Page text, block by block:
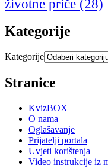
životne priče (28)
Kategorije
Kategorije
Stranice
KvizBOX
O nama
Oglašavanje
Prijatelji portala
Uvjeti korištenja
Video instrukcije iz